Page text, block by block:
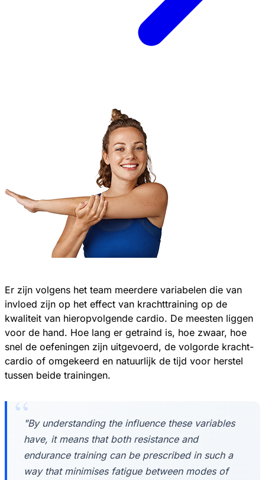
Er zijn volgens het team meerdere variabelen die van
invloed zijn op het effect van krachttraining op de
kwaliteit van hieropvolgende cardio. De meesten liggen
voor de hand. Hoe lang er getraind is, hoe zwaar, hoe
snel de oefeningen zijn uitgevoerd, de volgorde kracht-
cardio of omgekeerd en natuurlijk de tijd voor herstel
tussen beide trainingen.
"By understanding the influence these variables
have, it means that both resistance and
endurance training can be prescribed in such a
way that minimises fatigue between modes of